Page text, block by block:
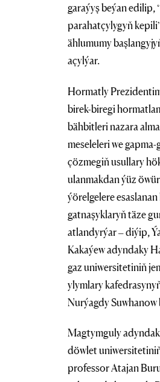
garaýyş beýan edilip,
parahatçylygyň
ählumumy
açylýar.
Hormatly
birek-biregi
bähbitleri nazara
meseleleri we
çözmegiň usullary
ulanmakdan ýüz
ýörelgelere esaslanan
gatnaşyklaryň täze
atlandyrýar – diýip,
Kakaýew adyndaky
gaz uniwersitetiniň
ylymlary
Nurýagdy Suwhanow
Magtymguly
döwlet
professor Atajan